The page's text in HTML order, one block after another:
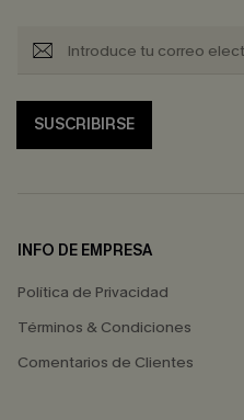
SUSCRIBIRSE
INFO DE EMPRESA
Política de Privacidad
Términos & Condiciones
Comentarios de Clientes